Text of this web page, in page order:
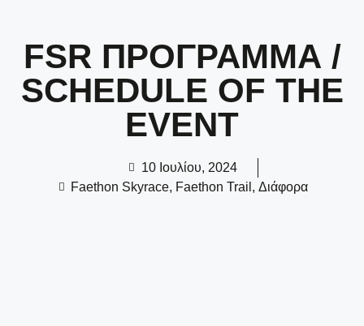
FSR ΠΡΟΓΡΑΜΜΑ /
SCHEDULE OF THE
EVENT
10 Ιουλίου, 2024
Faethon Skyrace, Faethon Trail , Διάφορα